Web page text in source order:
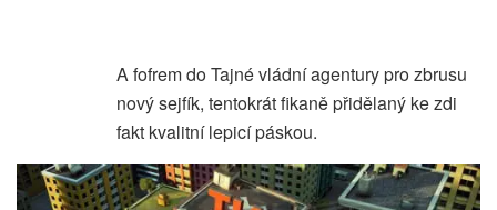
A fofrem do Tajné vládní agentury pro zbrusu
nový sejfík, tentokrát fikaně přidělaný ke zdi
fakt kvalitní lepicí páskou.